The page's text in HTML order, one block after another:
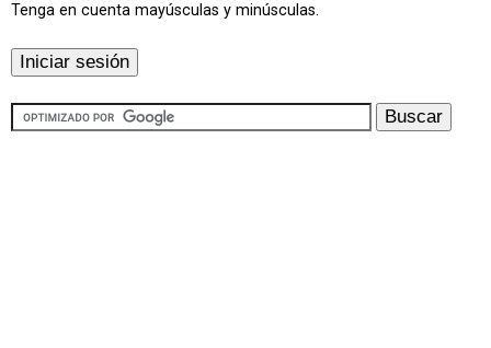
Tenga en cuenta mayúsculas y minúsculas.